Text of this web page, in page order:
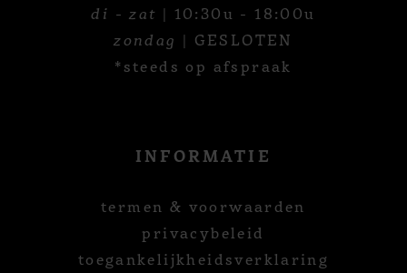
di - zat | 10:30u - 18:00u
zondag | GESLOTEN
*steeds op afspraak
INFORMATIE
termen & voorwaarden
privacybeleid
toegankelijkheidsverklaring